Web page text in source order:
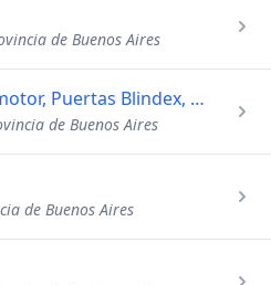
de Buenos Aires
Cerrajería 24Hs de Automotor, Puertas Blindex, Llaves Codificadas y del Hogar
de Buenos Aires
de Buenos Aires